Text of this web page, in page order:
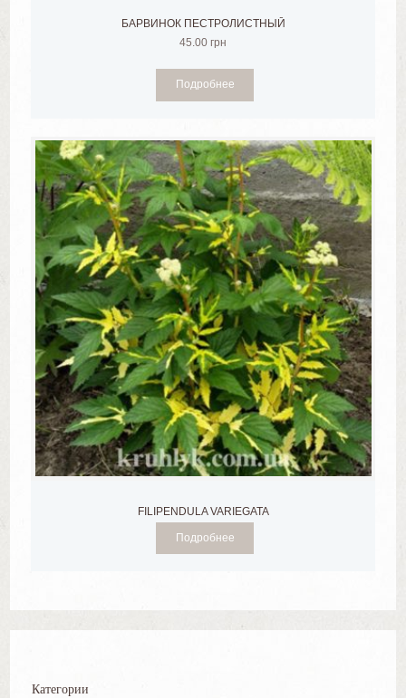
БАРВИНОК ПЕСТРОЛИСТНЫЙ
45.00 грн
Подробнее
FILIPENDULA VARIEGATA
Подробнее
Категории